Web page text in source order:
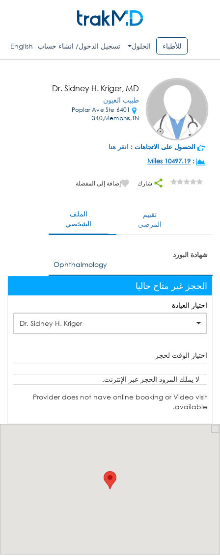
للأطباء الحلول تسجيل الدخول/ انشاء حساب English
Dr. Sidney H. Kriger, MD
طبيب العيون
6401 Poplar Ave Ste
340,Memphis,TN
الحصول على الاتجاهات : انقر هنا
:
10497.19 Miles
شارك إضافة إلى المفضلة
الملف
الشخصي
تقييم
المرضى
شهادة البورد
Ophthalmology
الحجز غير متاح حاليا
اختيار العيادة
Dr. Sidney H. Kriger
اختيار الوقت لحجز
لا يملك المزود الحجز عبر الإنترنت.
Provider does not have online booking or Video visit
available.